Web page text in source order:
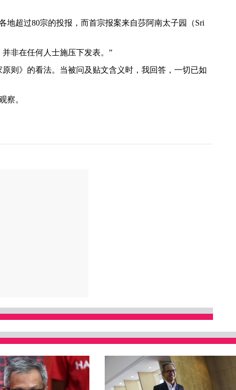
超过80宗的投报，而首宗报案来自莎阿南太子园（Sri
非在任何人士施压下发表。”
则》的看法。当被问及贴文含义时，我回答，一切已如
察。